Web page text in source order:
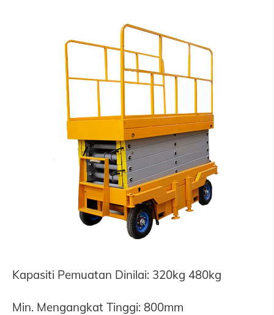
Kapasiti Pemuatan Dinilai: 320kg 480kg
Min. Mengangkat Tinggi: 800mm